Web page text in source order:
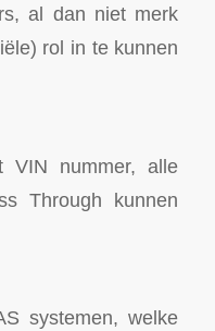
al dan niet merk
rol in te kunnen
VIN nummer, alle
Through kunnen
systemen, welke